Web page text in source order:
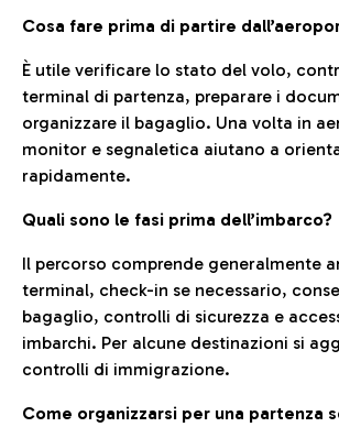
Cosa fare prima di partire
È utile verificare lo stato del volo,
terminal di partenza, preparare i
organizzare il bagaglio. Una volta in
monitor e segnaletica aiutano a
rapidamente.
Quali sono le fasi prima dell’imbarco?
Il percorso comprende generalmente
terminal, check-in se necessario,
bagaglio, controlli di sicurezza e
imbarchi. Per alcune destinazioni si
controlli di immigrazione.
Come organizzarsi per una partenza